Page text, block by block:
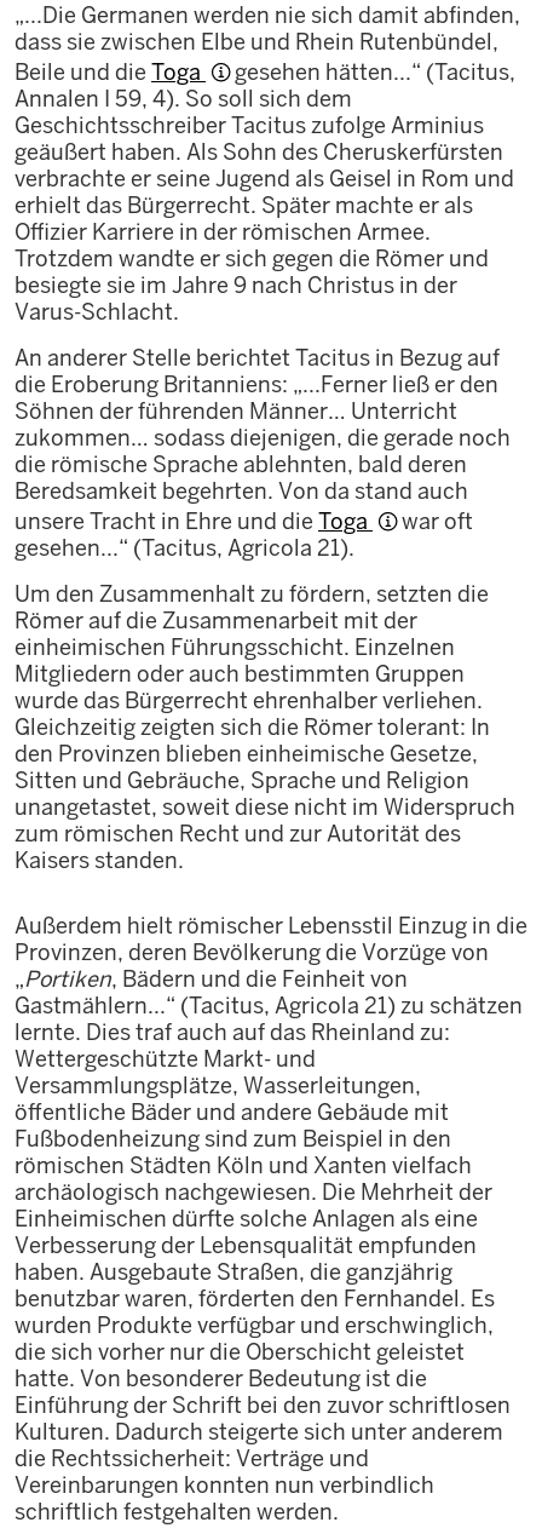
„...Die Germanen werden nie sich damit abfinden,
dass sie zwischen Elbe und Rhein Rutenbündel,
Beile und die Toga
gesehen hätten...“ (Tacitus,
Annalen I 59, 4). So soll sich dem
Geschichtsschreiber Tacitus zufolge Arminius
geäußert haben. Als Sohn des Cheruskerfürsten
verbrachte er seine Jugend als Geisel in Rom und
erhielt das Bürgerrecht. Später machte er als
Offizier Karriere in der römischen Armee.
Trotzdem wandte er sich gegen die Römer und
besiegte sie im Jahre 9 nach Christus in der
Varus-Schlacht.
An anderer Stelle berichtet Tacitus in Bezug auf
die Eroberung Britanniens: „...Ferner ließ er den
Söhnen der führenden Männer… Unterricht
zukommen… sodass diejenigen, die gerade noch
die römische Sprache ablehnten, bald deren
Beredsamkeit begehrten. Von da stand auch
unsere Tracht in Ehre und die Toga
war oft
gesehen...“ (Tacitus, Agricola 21).
Um den Zusammenhalt zu fördern, setzten die
Römer auf die Zusammenarbeit mit der
einheimischen Führungsschicht. Einzelnen
Mitgliedern oder auch bestimmten Gruppen
wurde das Bürgerrecht ehrenhalber verliehen.
Gleichzeitig zeigten sich die Römer tolerant: In
den Provinzen blieben einheimische Gesetze,
Sitten und Gebräuche, Sprache und Religion
unangetastet, soweit diese nicht im Widerspruch
zum römischen Recht und zur Autorität des
Kaisers standen.
Außerdem hielt römischer Lebensstil Einzug in die
Provinzen, deren Bevölkerung die Vorzüge von
„Portiken, Bädern und die Feinheit von
Gastmählern...“ (Tacitus, Agricola 21) zu schätzen
lernte. Dies traf auch auf das Rheinland zu:
Wettergeschützte Markt- und
Versammlungsplätze, Wasserleitungen,
öffentliche Bäder und andere Gebäude mit
Fußbodenheizung sind zum Beispiel in den
römischen Städten Köln und Xanten vielfach
archäologisch nachgewiesen. Die Mehrheit der
Einheimischen dürfte solche Anlagen als eine
Verbesserung der Lebensqualität empfunden
haben. Ausgebaute Straßen, die ganzjährig
benutzbar waren, förderten den Fernhandel. Es
wurden Produkte verfügbar und erschwinglich,
die sich vorher nur die Oberschicht geleistet
hatte. Von besonderer Bedeutung ist die
Einführung der Schrift bei den zuvor schriftlosen
Kulturen. Dadurch steigerte sich unter anderem
die Rechtssicherheit: Verträge und
Vereinbarungen konnten nun verbindlich
schriftlich festgehalten werden.